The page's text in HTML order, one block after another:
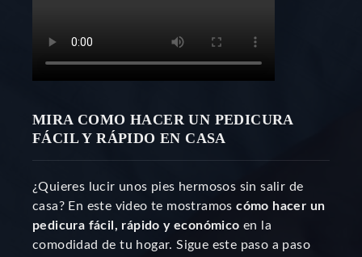
MIRA COMO HACER UN PEDICURA
FÁCIL Y RÁPIDO EN CASA
¿Quieres lucir unos pies hermosos sin salir de
casa? En este video te mostramoscómo hacer un
pedicura fácil, rápido y económico en la
comodidad de tu hogar. Sigue este paso a paso